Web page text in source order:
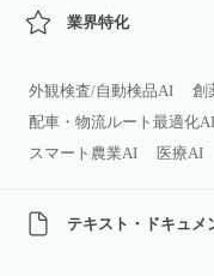
業界特化
外観検査/自動検品AI
創
配車・物流ルート最適化AI
スマート農業AI
医療AI
テキスト・ドキュメ